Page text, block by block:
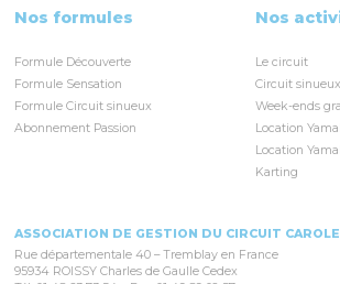
Nos formules
Formule Découverte
Formule Sensation
Formule Circuit sinueux
Abonnement Passion
Nos
Le circuit
Circuit sinueux
Week-ends
Location
Location
Karting
ASSOCIATION DE GESTION DU CIRCUIT CAROLE
Rue départementale 40 – Tremblay en France
95934 ROISSY Charles de Gaulle Cedex